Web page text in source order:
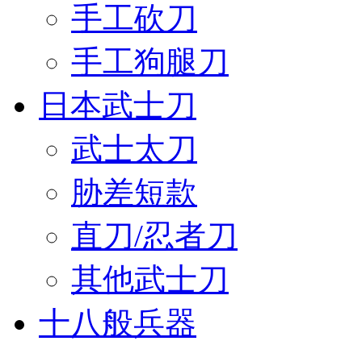
手工砍刀
手工狗腿刀
日本武士刀
武士太刀
胁差短款
直刀/忍者刀
其他武士刀
十八般兵器